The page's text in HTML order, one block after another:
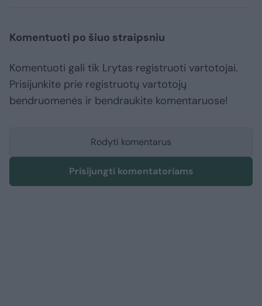
Komentuoti po šiuo straipsniu
Komentuoti gali tik Lrytas registruoti vartotojai.
Prisijunkite prie registruotų vartotojų
bendruomenės ir bendraukite komentaruose!
Rodyti komentarus
Prisijungti komentatoriams